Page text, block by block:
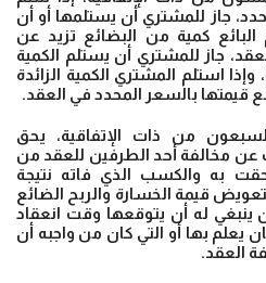
جاز للمشتري أن يستلمها أو أن
كمية من البضائع تزيد عن
جاز للمشتري أن يستلم الكمية
وإذا استلم المشتري الكمية الزائدة
قيمتها بالسعر المحدد في العقد.
من ذات الإتفاقية، يحق
عن مخالفة أحد الطرفين للعقد من
به والكسب الذي فاته نتيجة
قيمة الخسارة والربح الضائع
ينبغي له أن يتوقعها وقت انعقاد
يعلم بها أو التي كان من واجبه أن
العقد.